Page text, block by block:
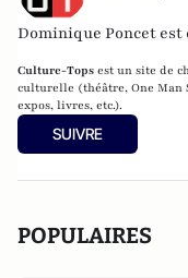
Dominique Poncet
Culture-Tops est un site de
culturelle (théâtre, One Man
expos, livres, etc.).
SUIVRE
POPULAIRES